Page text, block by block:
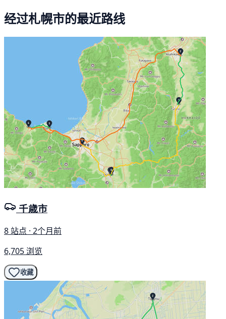
经过札幌市的最近路线
千歳市
8 站点 · 2个月前
6,705 浏览
收藏